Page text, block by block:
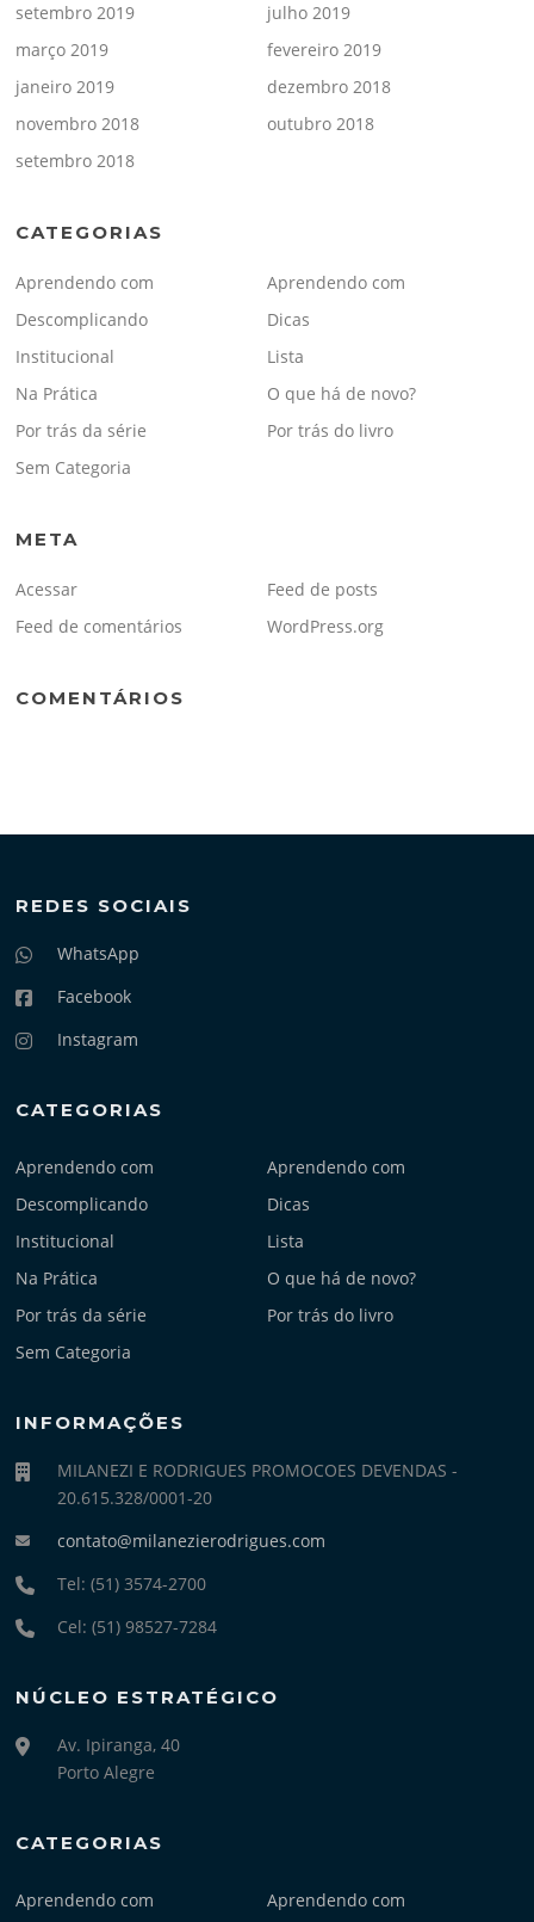
setembro 2019
julho 2019
março 2019
fevereiro 2019
janeiro 2019
dezembro 2018
novembro 2018
outubro 2018
setembro 2018
CATEGORIAS
Aprendendo com
Aprendendo com
Descomplicando
Dicas
Institucional
Lista
Na Prática
O que há de novo?
Por trás da série
Por trás do livro
Sem Categoria
META
Acessar
Feed de posts
Feed de comentários
WordPress.org
COMENTÁRIOS
REDES SOCIAIS
WhatsApp
Facebook
Instagram
CATEGORIAS
Aprendendo com
Aprendendo com
Descomplicando
Dicas
Institucional
Lista
Na Prática
O que há de novo?
Por trás da série
Por trás do livro
Sem Categoria
INFORMAÇÕES
MILANEZI E RODRIGUES PROMOCOES DEVENDAS -
20.615.328/0001-20
contato@milanezierodrigues.com
Tel: (51) 3574-2700
Cel: (51) 98527-7284
NÚCLEO ESTRATÉGICO
Av. Ipiranga, 40
Porto Alegre
CATEGORIAS
Aprendendo com Aprendendo com